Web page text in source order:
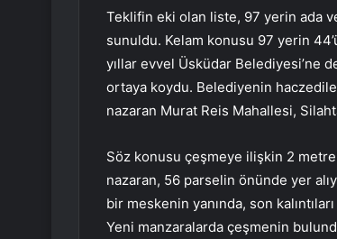
Teklifin eki olan liste, 97 yerin ada
sunuldu. Kelam konusu 97 yerin
yıllar evvel Üsküdar Belediyesi’ne
ortaya koydu. Belediyenin
nazaran Murat Reis Mahallesi,
Söz konusu çeşmeye ilişkin 2
nazaran, 56 parselin önünde yer
bir meskenin yanında, son
Yeni manzaralarda çeşmenin